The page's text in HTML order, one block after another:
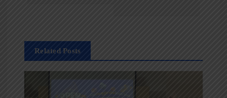
n
Related Posts